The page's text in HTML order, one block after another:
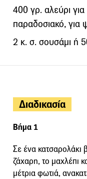
400 γρ. αλεύρι για
παραδοσιακό, για
2 κ. σ. σουσάμι ή
Διαδικασία
Βήμα 1
Σε ένα κατσαρολάκι
ζάχαρη, το μαχλέπι
μέτρια φωτιά,